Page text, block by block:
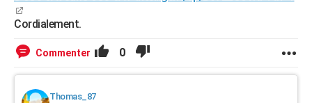
Cordialement.
Commenter 0
Thomas_87